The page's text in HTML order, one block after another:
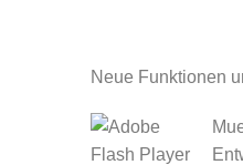
Neue Funktionen